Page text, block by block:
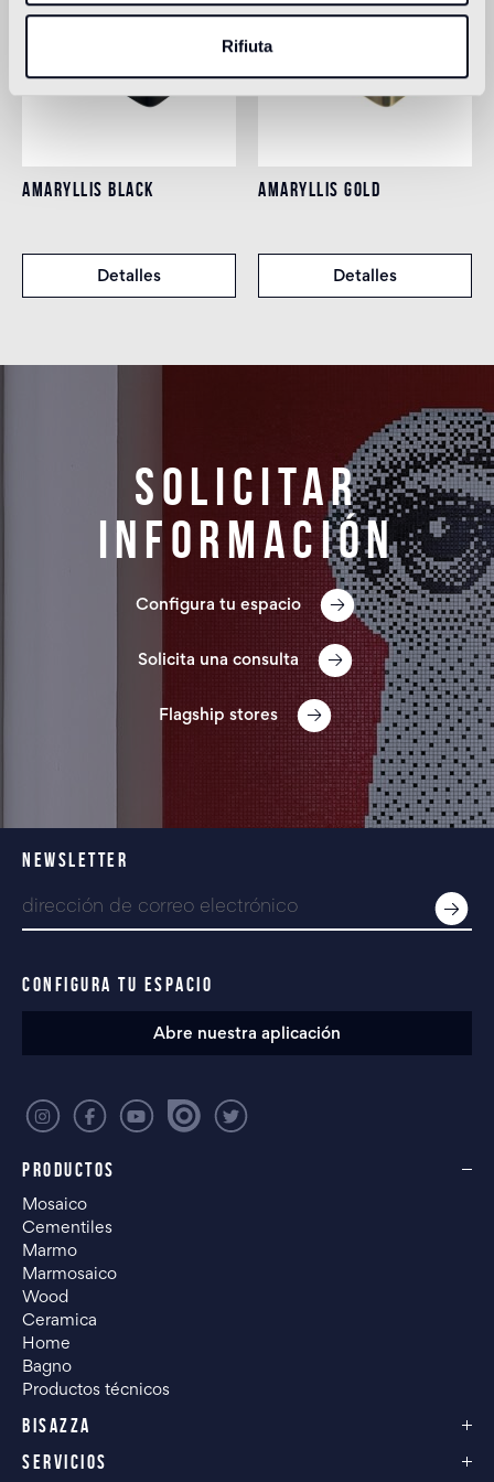
Rifiuta
AMARYLLIS BLACK
Detalles
AMARYLLIS GOLD
Detalles
Solicitar
información
Configura tu espacio
Solicita una consulta
Flagship stores
PRODUCTOS
Mosaico
Cementiles
Marmo
Marmosaico
Wood
Ceramica
Home
Bagno
Productos técnicos
BISAZZA
SERVICIOS
NEWSLETTER
CONFIGURA TU ESPACIO
Abre nuestra aplicación